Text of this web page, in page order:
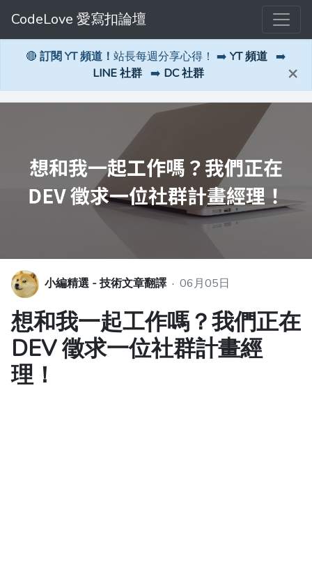
CodeLove 愛寫扣論壇
🔴 訂閱 YT 頻道！ 站長每週分享心得！ ➡️ YT 頻道 ➡️
LINE 社群 ➡️ DC 社群 ×
小編精選 - 技術文章翻譯 · 06月05日
想和我一起工作嗎？我們正在
DEV 徵求一位社群計畫經
理！